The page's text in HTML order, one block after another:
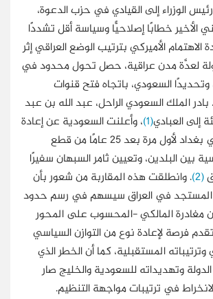
الوزراء إلى القيادي في حزب الدعوة،
الأخير خطابًا إصلاحيًّا وسياسة أقل تشددًا
الأميركي بترتيب الوضع العراقي إثر
لعدَّة مدن عراقية، حصل تحول محدود في
السعودي، باتجاه فتح قنوات
الملك السعودي الراحل، عبد الله بن عبد
إلى العبادي(1) ، وأعلنت السعودية عن إعادة
افتتاح سفارتها في بغداد لأول مرة بعد 25 عامًا من قطع
بين البلدين، وتعيين ثامر السبهان سفيرًا
(2) . وانطلقت هذه المقاربة من شعور بأن
المستجد في العراق سيسهم في رسم حدود
مغادرة المالكي -المحسوب على المحور
فرصة لإعادة نوع من التوازن السياسي
المستقبلية، كما أن الخطر الذي
وتهديداته للسعودية والخليج صار
في ترتيبات مواجهة التنظيم.